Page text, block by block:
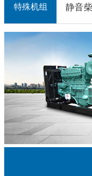
通柴
珀金
特殊机组 静音